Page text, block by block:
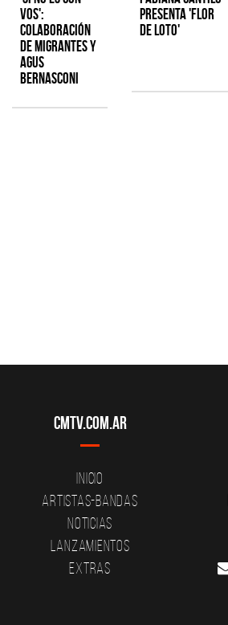
Vos':
colaboración
de Migrantes y
Agus
Bernasconi
presenta 'Flor
de Loto'
CMTV.com.ar
Inicio
Artistas-Bandas
Noticias
Lanzamientos
Extras